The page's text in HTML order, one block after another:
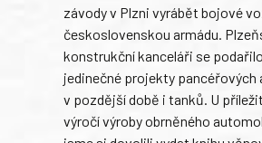
závody v Plzni vyrábět bojové
československou armádu.
konstrukční kanceláři se
jedinečné projekty pancéřových
v pozdější době i tanků. U
výročí výroby obrněného